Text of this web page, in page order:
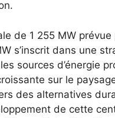
de 1 255 MW
s’inscrit dans une
sources d’énergie
sur le
des alternatives
de cette